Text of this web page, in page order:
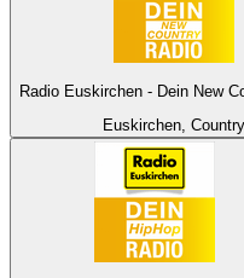
Radio Euskirchen - Dein New
Euskirchen, Country